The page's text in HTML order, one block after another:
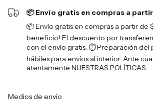
📦 Envío gratis en compras a
📦 Envío gratis en compras a partir de
beneficio! El descuento por
con el envío gratis. ⏱️ Preparación del
hábiles para envíos al interior. Ante
atentamente NUESTRAS POLÍTICAS.
Entregas para el CP:
Medios de envío